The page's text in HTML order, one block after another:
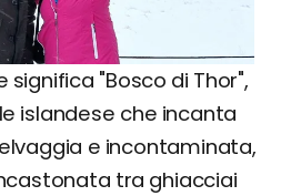
significa "Bosco di Thor",
islandese che incanta
e incontaminata,
tra ghiacciai